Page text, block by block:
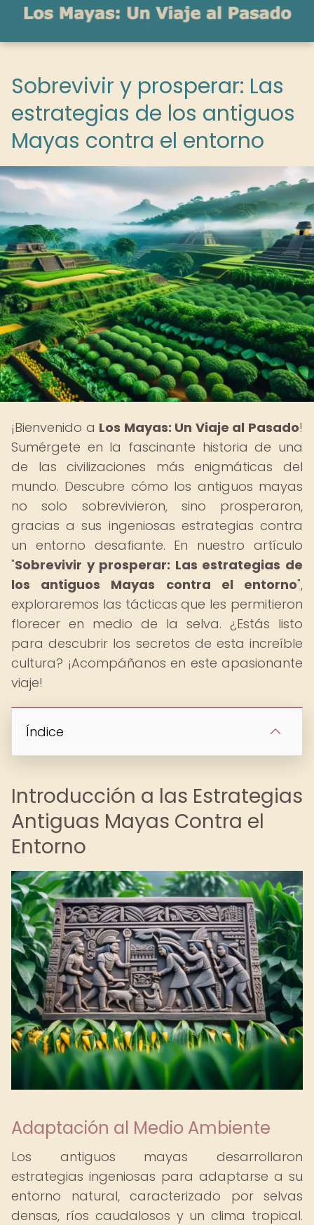
Sobrevivir y prosperar: Las
estrategias de los antiguos
Mayas contra el entorno
¡Bienvenido a Los Mayas: Un Viaje al Pasado!
Sumérgete en la fascinante historia de una
de las civilizaciones más enigmáticas del
mundo. Descubre cómo los antiguos mayas
no solo sobrevivieron, sino prosperaron,
gracias a sus ingeniosas estrategias contra
un entorno desafiante. En nuestro artículo
"Sobrevivir y prosperar: Las estrategias de
los antiguos Mayas contra el entorno",
exploraremos las tácticas que les permitieron
florecer en medio de la selva. ¿Estás listo
para descubrir los secretos de esta increíble
cultura? ¡Acompáñanos en este apasionante
viaje!
Índice
Introducción a las Estrategias
Antiguas Mayas Contra el
Entorno
Adaptación al Medio Ambiente
Los antiguos mayas desarrollaron
estrategias ingeniosas para adaptarse a su
entorno natural, caracterizado por selvas
densas, ríos caudalosos y un clima tropical.